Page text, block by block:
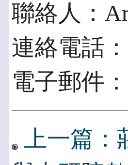
聯絡人：
連絡電話
電子郵件
上一篇